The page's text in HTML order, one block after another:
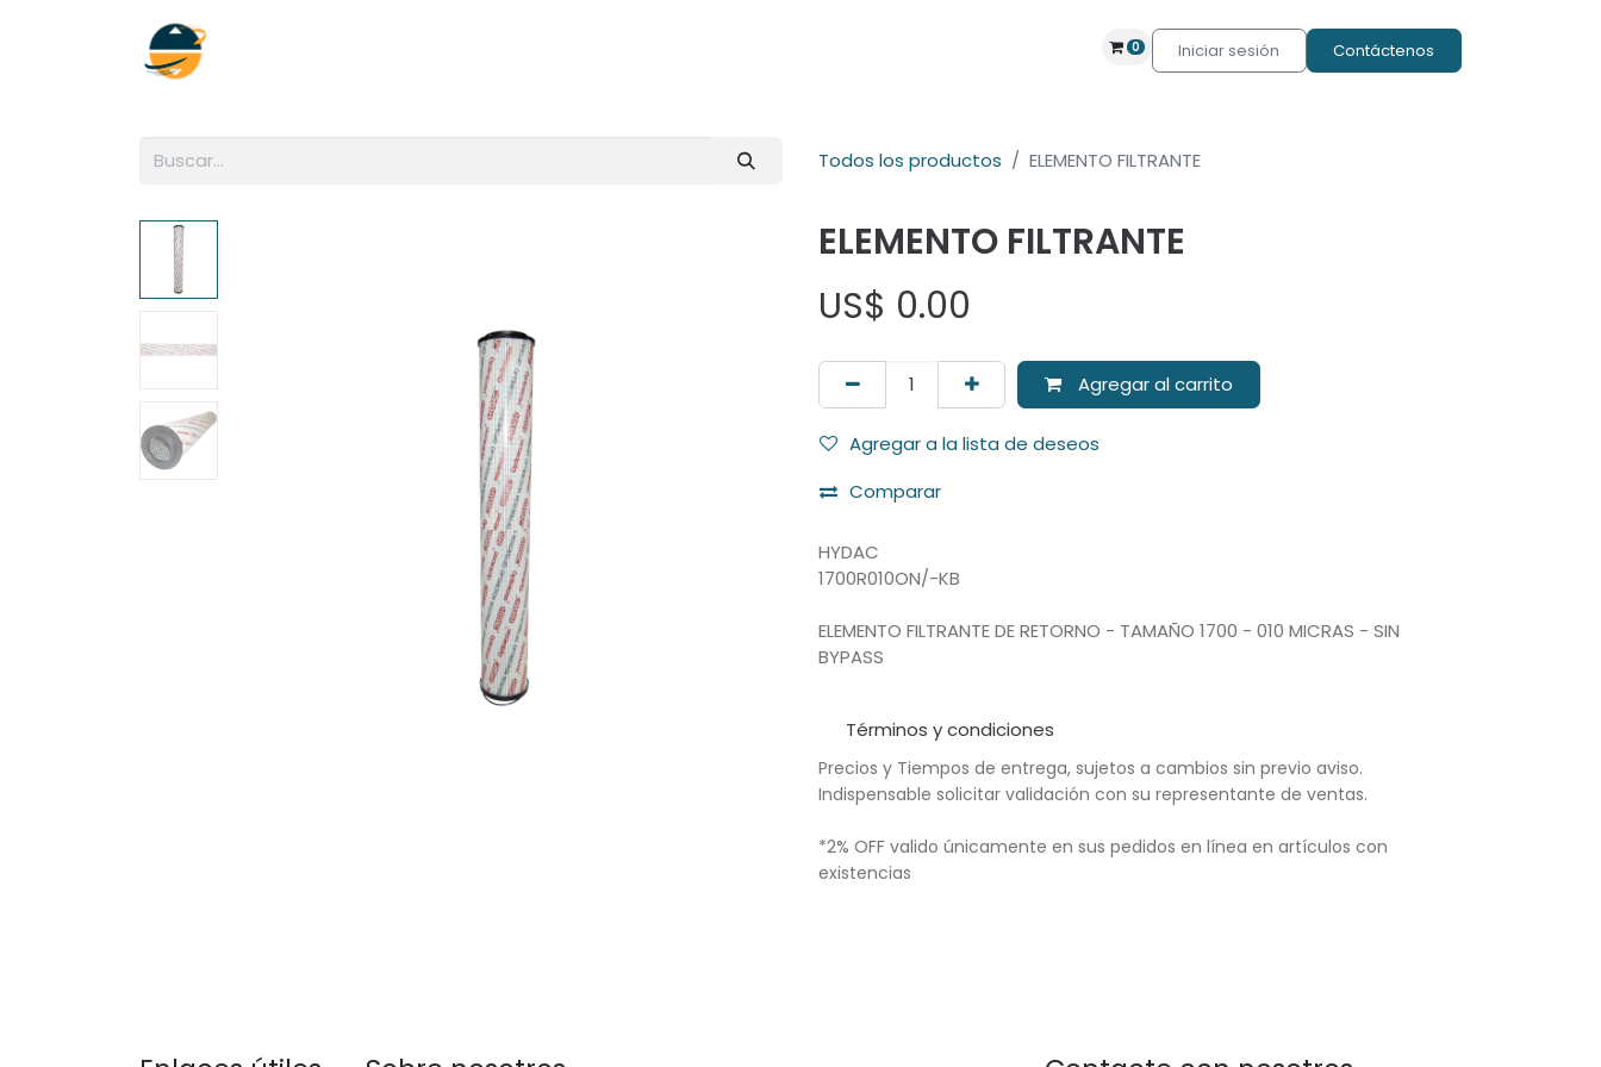
0 Iniciar sesión Contáctenos
Todos los productos ELEMENTO FILTRANTE
ELEMENTO FILTRANTE
US$ 0.00
Agregar al carrito
Agregar a la lista de deseos
Comparar
HYDAC
1700R010ON/-KB
ELEMENTO FILTRANTE DE RETORNO - TAMAÑO 1700 - 010 MICRAS - SIN
BYPASS
Términos y condiciones
Precios y Tiempos de entrega, sujetos a cambios sin previo aviso.
Indispensable solicitar validación con su representante de ventas.
*2% OFF valido únicamente en sus pedidos en línea en artículos con
existencias